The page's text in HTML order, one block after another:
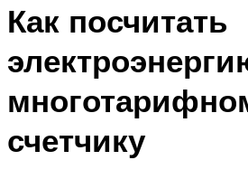
Как посчитать
счетчику